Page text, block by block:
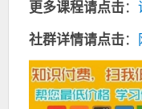
更多课程请点击：
社群详情请点击：